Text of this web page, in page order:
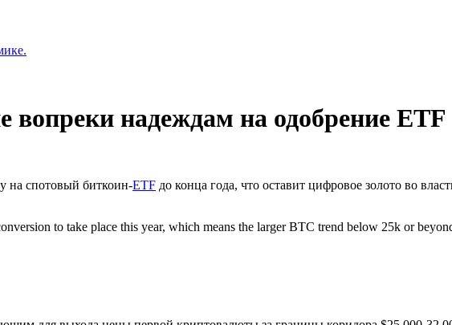
вопреки надеждам на одобрение ETF
на спотовый биткоин-ETF до конца года, что оставит цифровое золото во
to take place this year, which means the larger BTC trend below 25k or